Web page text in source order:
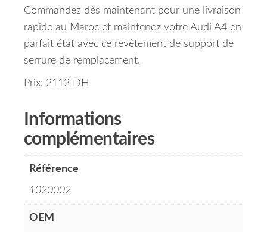
Commandez dès maintenant pour une livraison
rapide au Maroc et maintenez votre Audi A4 en
parfait état avec ce revêtement de support de
serrure de remplacement.
Prix: 2112 DH
Informations
complémentaires
Référence
1020002
OEM